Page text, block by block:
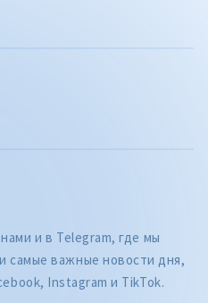
и в Telegram, где мы
самые важные новости дня,
Instagram и TikTok.